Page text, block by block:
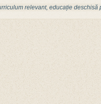
relevant, educație deschisă